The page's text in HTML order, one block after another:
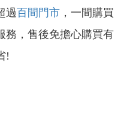
過百間門市 ，一間購買
務，售後免擔心購買有
!